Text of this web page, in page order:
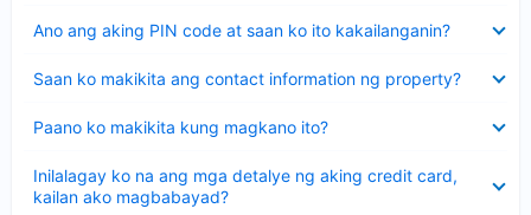
Ano ang aking PIN code at saan ko ito kakailanganin?
ang
Saan ko makikita ang contact information ng property?
ang
Paano ko makikita kung magkano ito?
ang
Inilalagay ko na ang mga detalye ng aking credit card,
kailan ako magbabayad?
ang
sagot